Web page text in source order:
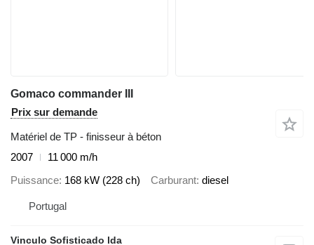
Gomaco commander III
Prix sur demande
Matériel de TP - finisseur à béton
2007
11 000 m/h
Puissance 168 kW (228 ch) Carburant diesel
Portugal
Vinculo Sofisticado lda